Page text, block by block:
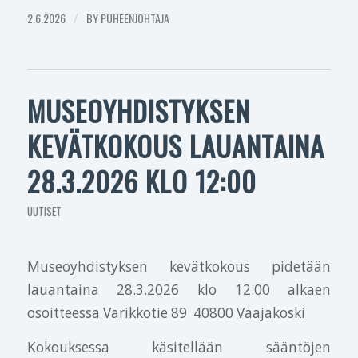
2.6.2026 / BYPUHEENJOHTAJA
MUSEOYHDISTYKSEN
KEVÄTKOKOUS LAUANTAINA
28.3.2026 KLO 12:00
UUTISET
Museoyhdistyksen kevätkokous pidetään
lauantaina 28.3.2026 klo 12:00 alkaen
osoitteessa Varikkotie 89 40800 Vaajakoski
Kokouksessa käsitellään sääntöjen